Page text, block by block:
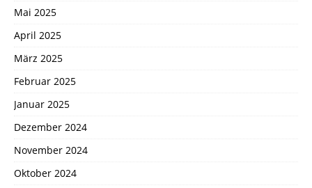
Mai 2025
April 2025
März 2025
Februar 2025
Januar 2025
Dezember 2024
November 2024
Oktober 2024